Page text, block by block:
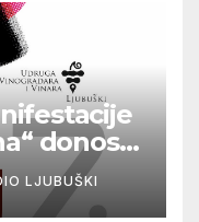
donosi
i
LJUBUŠKI